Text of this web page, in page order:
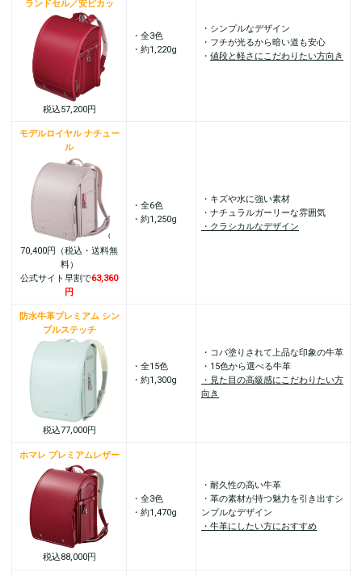
ランドセル／安ピカッ
税込57,200円
・全3色
・約1,220g
・シンプルなデザイン
・フチが光るから暗い道も安心
・ 値段と軽さにこだわりたい方向き
モデルロイヤル ナチュー
ル
70,400円（税込・送料無
料）
公式サイト早割で63,360
円
・全6色
・約1,250g
・キズや水に強い素材
・ナチュラルガーリーな雰囲気
・クラシカルなデザイン
防水牛革プレミアム シン
プルステッチ
税込77,000円
・全15色
・約1,300g
・コバ塗りされて上品な印象の牛革
・15色から選べる牛革
・見た目の高級感にこだわりたい方
向き
ホマレ プレミアムレザー
税込88,000円
・全3色
・約1,470g
・耐久性の高い牛革
・革の素材が持つ魅力を引き出すシ
ンプルなデザイン
・牛革にしたい方におすすめ